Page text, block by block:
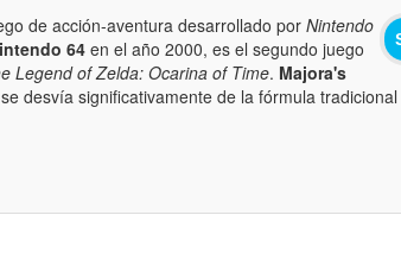
de acción-aventura desarrollado porNintendo
64 en el año 2000, es el segundo juego
Legend of Zelda: Ocarina of Time. Majora's
desvía significativamente de la fórmula tradicional